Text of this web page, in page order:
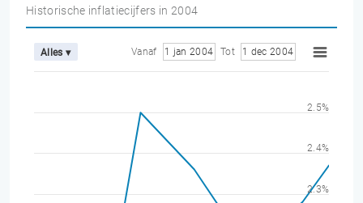
Historische inflatiecijfers in 2004
Alles ▾ Vanaf 1 jan 2004 Tot 1 dec 2004
2.3%
2.4%
2.5%